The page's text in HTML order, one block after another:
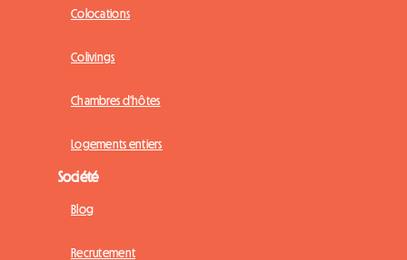
Colocations
Colivings
Chambres d'hôtes
Logements entiers
Société
Blog
Recrutement